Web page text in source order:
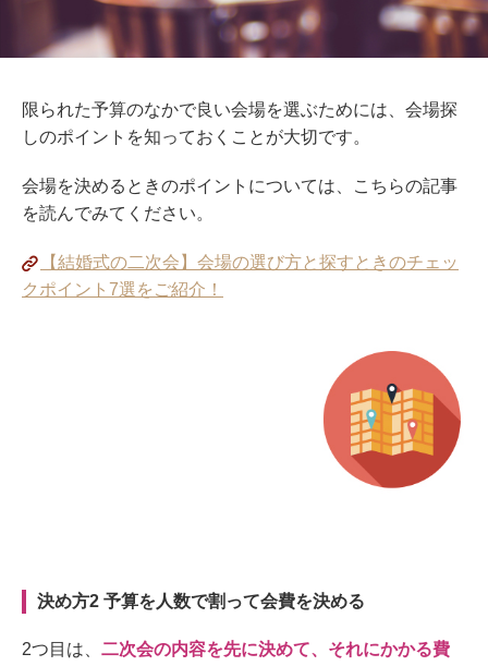
限られた予算のなかで良い会場を選ぶためには、会場探
しのポイントを知っておくことが大切です。
会場を決めるときのポイントについては、こちらの記事
を読んでみてください。
【結婚式の二次会】会場の選び方と探すときのチェッ
クポイント7選をご紹介！
決め方2 予算を人数で割って会費を決める
2つ目は、 二次会の内容を先に決めて、それにかかる費